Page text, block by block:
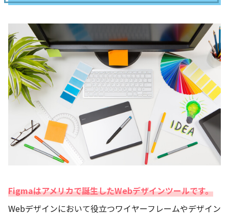
Figmaはアメリカで誕生したWebデザインツールです。
Webデザインにおいて役立つワイヤーフレームやデザイン